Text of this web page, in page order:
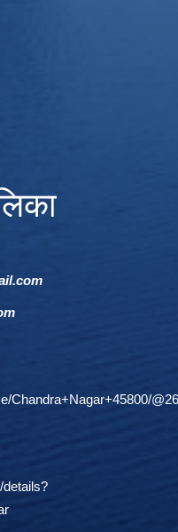
Chandra+Nagar+45800/
details?